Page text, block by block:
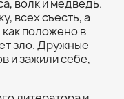
волк и медведь.
всех съесть, а
положено в
зло. Дружные
и зажили себе,